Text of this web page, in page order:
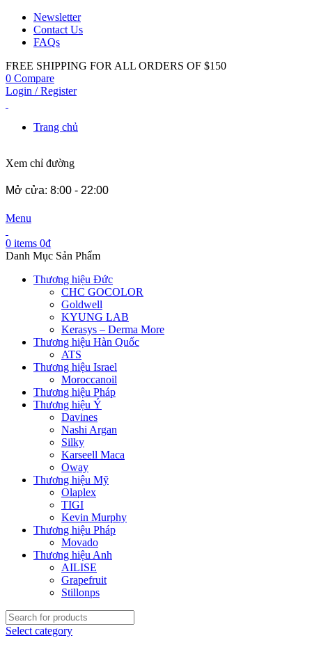
Newsletter
Contact Us
FAQs
FREE SHIPPING FOR ALL ORDERS OF $150
0 Compare
Login / Register
Trang chủ
Xem chỉ đường
Mở cửa: 8:00 - 22:00
Menu
0 items 0₫
Danh Mục Sản Phẩm
Thương hiệu Đức
CHC GOCOLOR
Goldwell
KYUNG LAB
Kerasys – Derma More
Thương hiệu Hàn Quốc
ATS
Thương hiệu Israel
Moroccanoil
Thương hiệu Pháp
Thương hiệu Ý
Davines
Nashi Argan
Silky
Karseell Maca
Oway
Thương hiệu Mỹ
Olaplex
TIGI
Kevin Murphy
Thương hiệu Pháp
Movado
Thương hiệu Anh
AILISE
Grapefruit
Stillonps
Select category